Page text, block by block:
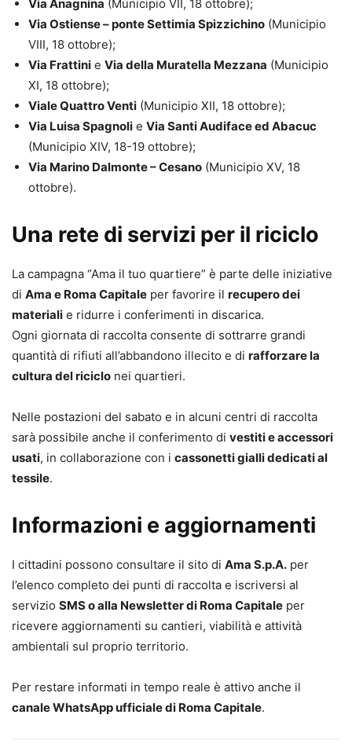
Via Anagnina (Municipio VII, 18 ottobre);
Via Ostiense – ponte Settimia Spizzichino (Municipio
VIII, 18 ottobre);
Via Frattini e Via della Muratella Mezzana (Municipio
XI, 18 ottobre);
Viale Quattro Venti (Municipio XII, 18 ottobre);
Via Luisa Spagnoli e Via Santi Audiface ed Abacuc
(Municipio XIV, 18-19 ottobre);
Via Marino Dalmonte – Cesano (Municipio XV, 18
ottobre).
Una rete di servizi per il riciclo
La campagna “Ama il tuo quartiere” è parte delle iniziative
di Ama e Roma Capitale per favorire il recupero dei
materiali e ridurre i conferimenti in discarica.
Ogni giornata di raccolta consente di sottrarre grandi
quantità di rifiuti all’abbandono illecito e di rafforzare la
cultura del riciclo nei quartieri.
Nelle postazioni del sabato e in alcuni centri di raccolta
sarà possibile anche il conferimento di vestiti e accessori
usati, in collaborazione con i cassonetti gialli dedicati al
tessile.
Informazioni e aggiornamenti
I cittadini possono consultare il sito di Ama S.p.A. per
l’elenco completo dei punti di raccolta e iscriversi al
servizio SMS o alla Newsletter di Roma Capitale per
ricevere aggiornamenti su cantieri, viabilità e attività
ambientali sul proprio territorio.
Per restare informati in tempo reale è attivo anche il
canale WhatsApp ufficiale di Roma Capitale.